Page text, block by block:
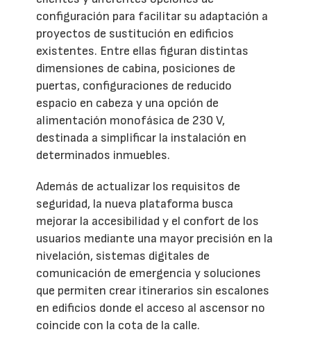
configuración para facilitar su adaptación a
proyectos de sustitución en edificios
existentes. Entre ellas figuran distintas
dimensiones de cabina, posiciones de
puertas, configuraciones de reducido
espacio en cabeza y una opción de
alimentación monofásica de 230 V,
destinada a simplificar la instalación en
determinados inmuebles.
Además de actualizar los requisitos de
seguridad, la nueva plataforma busca
mejorar la accesibilidad y el confort de los
usuarios mediante una mayor precisión en la
nivelación, sistemas digitales de
comunicación de emergencia y soluciones
que permiten crear itinerarios sin escalones
en edificios donde el acceso al ascensor no
coincide con la cota de la calle.